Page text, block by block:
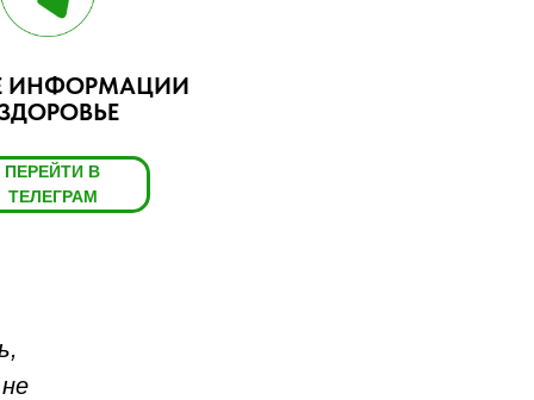
ИНФОРМАЦИИ
ПЕРЕЙТИ В
ТЕЛЕГРАМ